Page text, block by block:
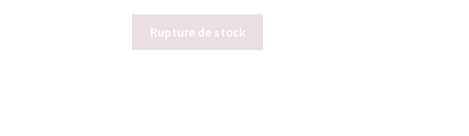
Rupture de stock